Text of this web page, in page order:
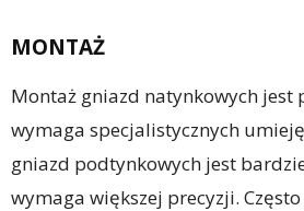
MONTAŻ
Montaż gniazd natynkowych jest
wymaga specjalistycznych
gniazd podtynkowych jest
wymaga większej precyzji.